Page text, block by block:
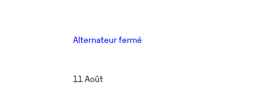
Alternateur fermé
11 Août